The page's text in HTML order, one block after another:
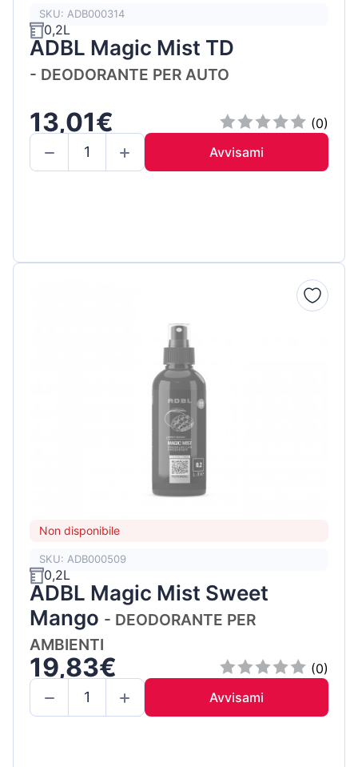
SKU: ADB000314
0,2L
ADBL Magic Mist TD
- DEODORANTE PER AUTO
13,01€
(0)
Avvisami
Non disponibile
SKU: ADB000509
0,2L
ADBL Magic Mist Sweet
Mango - DEODORANTE PER
AMBIENTI
19,83€
(0)
Avvisami